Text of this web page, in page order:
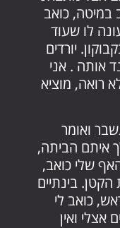
במיטה, כואב
לו שעוד
יורדים
אותה . אני
רואה, מוציא
ואומר
איתם הביתה,
שלי כואב,
בינתיים
כואב לי
אצלי ואין